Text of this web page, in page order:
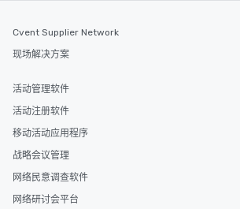
Cvent Supplier Network
现场解决方案
活动管理软件
活动注册软件
移动活动应用程序
战略会议管理
网络民意调查软件
网络研讨会平台